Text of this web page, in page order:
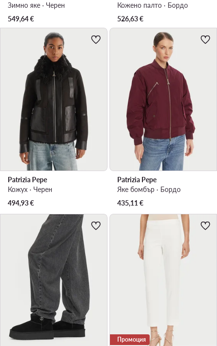
Зимно яке · Черен
549,64€
Кожено палто · Бордо
526,63€
Patrizia Pepe
Кожух · Черен
494,93€
Patrizia Pepe
Яке бомбър · Бордо
435,11 €
Промоция